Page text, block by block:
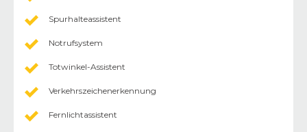
Spurhalteassistent
Notrufsystem
Totwinkel-Assistent
Verkehrszeichenerkennung
Fernlichtassistent